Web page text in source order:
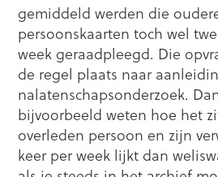
gemiddeld werden die
persoonskaarten toch wel
week geraadpleegd. Die
de regel plaats naar
nalatenschapsonderzoek.
bijvoorbeeld weten hoe het
overleden persoon en zijn
keer per week lijkt dan